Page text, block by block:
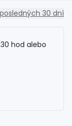
30 dní
hod alebo